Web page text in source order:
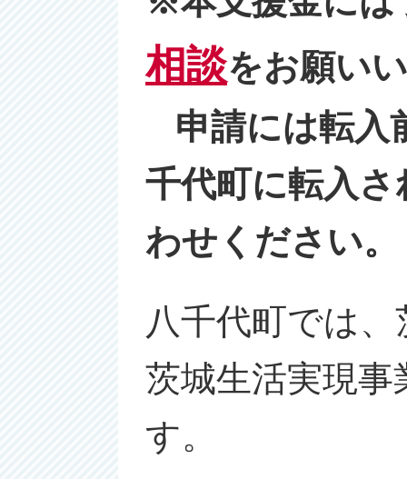
相談をお願い
申請には転入
千代町に転入
わせください。
八千代町では
茨城生活実現
す。